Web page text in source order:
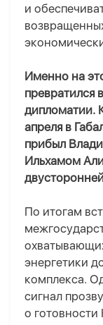
и
Именно на
превратился
дипломатии.
апреля в
прибыл
Ильхамом
По итогам
энергетики
комплекса.
сигнал
о готовности